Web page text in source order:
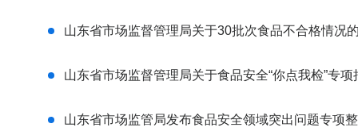
问
山东省市场监督管理局关于30批次食品不合格情况
山东省市场监督管理局关于食品安全“你点我检”专
山东省市场监管局发布食品安全领域突出问题专项